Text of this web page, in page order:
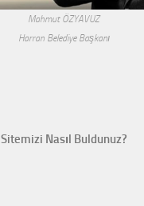
Mahmut ÖZYAVUZ
Harran Belediye Başkanı
Sitemizi Nasıl Buldunuz?